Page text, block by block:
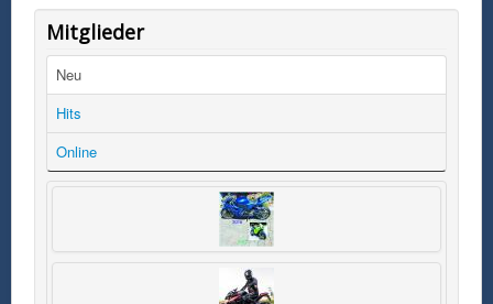
Mitglieder
Neu
Hits
Online